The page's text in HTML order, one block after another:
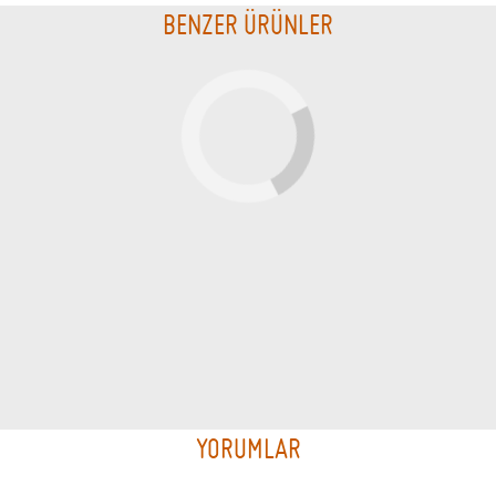
BENZER ÜRÜNLER
YORUMLAR